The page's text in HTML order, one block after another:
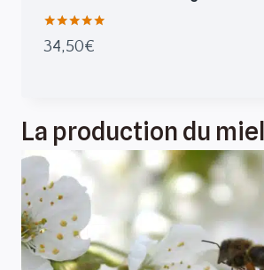
Note
5.00
34,50€
La production du miel